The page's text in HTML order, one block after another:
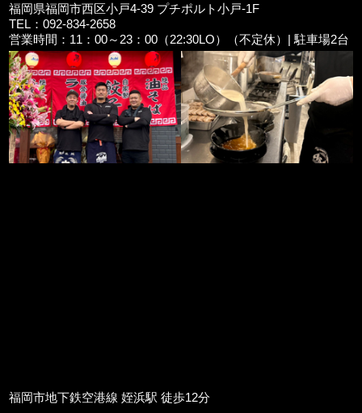
福岡県福岡市西区小戸4-39 プチポルト小戸-1F
TEL：092-834-2658
営業時間：11：00～23：00（22:30LO）（不定休）| 駐車場2台
福岡市地下鉄空港線 姪浜駅 徒歩12分